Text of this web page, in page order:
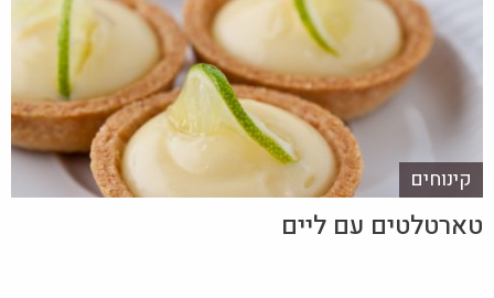
קינוחים
טארטלטים עם ליים